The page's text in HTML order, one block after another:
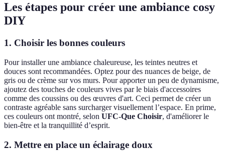
Les étapes pour créer une ambiance cosy
DIY
1. Choisir les bonnes couleurs
Pour installer une ambiance chaleureuse, les teintes neutres et
douces sont recommandées. Optez pour des nuances de beige, de
gris ou de crème sur vos murs. Pour apporter un peu de dynamisme,
ajoutez des touches de couleurs vives par le biais d'accessoires
comme des coussins ou des œuvres d'art. Ceci permet de créer un
contraste agréable sans surcharger visuellement l’espace. En prime,
ces couleurs ont montré, selon UFC-Que Choisir, d'améliorer le
bien-être et la tranquillité d’esprit.
2. Mettre en place un éclairage doux